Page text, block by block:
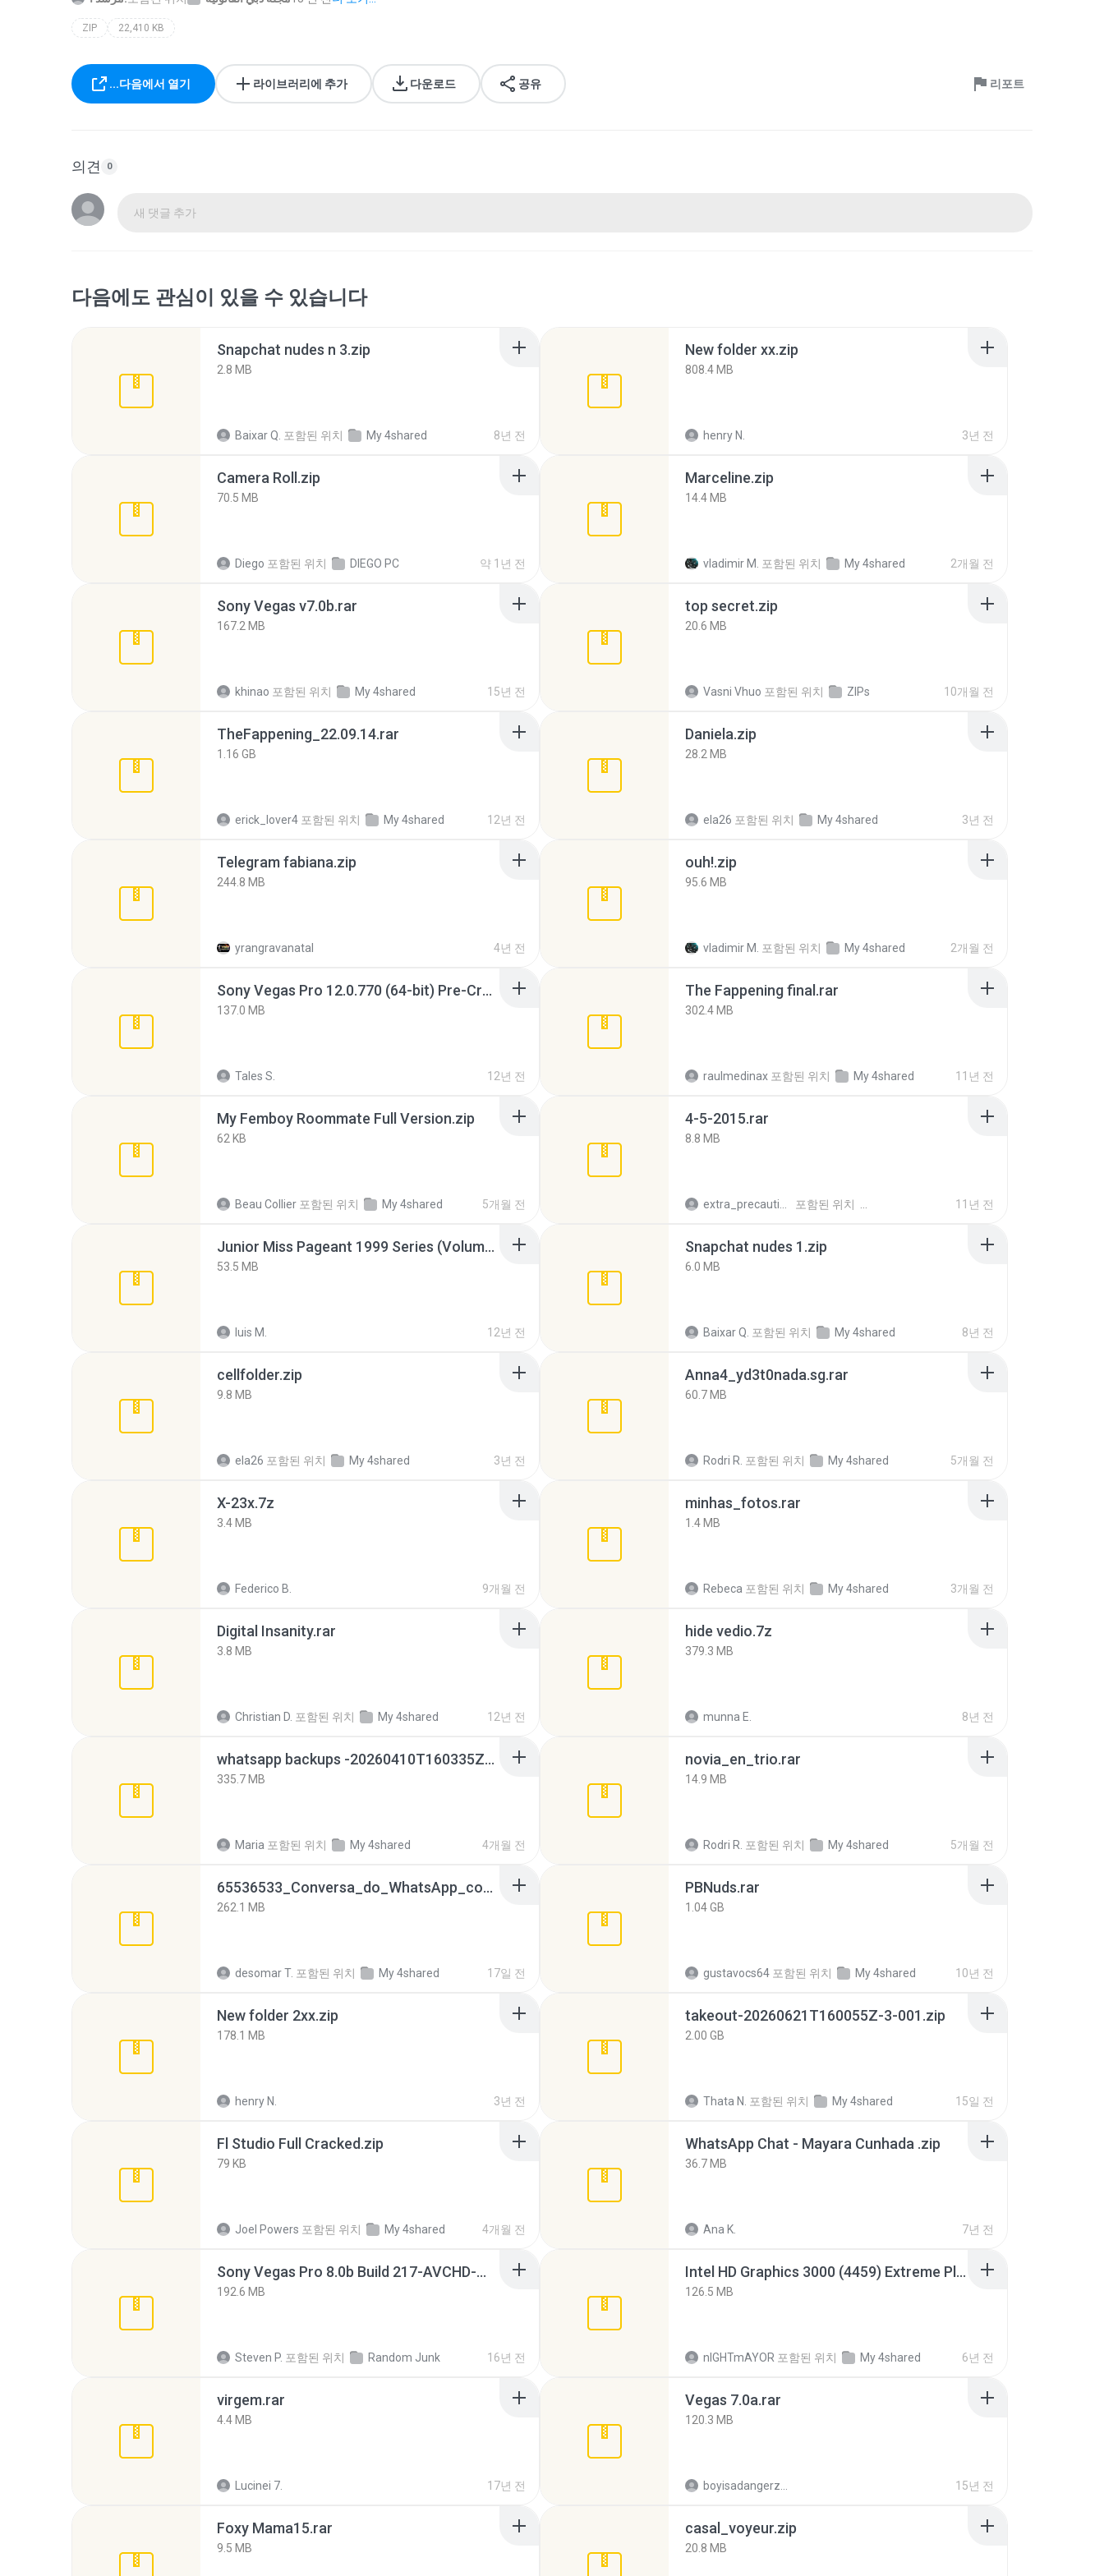
ZIP 22,410 KB
...다음에서 열기 라이브러리에 추가 다운로드 공유 리포트
의견 0
새 댓글 추가
다음에도 관심이 있을 수 있습니다
Snapchat nudes n 3.zip
2.8 MB
Baixar Q. 포함된 위치 My 4shared 8년 전
New folder xx.zip
808.4 MB
henry N. 3년 전
Camera Roll.zip
70.5 MB
Diego 포함된 위치 DIEGO PC 약 1년 전
Marceline.zip
14.4 MB
vladimir M. 포함된 위치 My 4shared 2개월 전
Sony Vegas v7.0b.rar
167.2 MB
khinao 포함된 위치 My 4shared 15년 전
top secret.zip
20.6 MB
Vasni Vhuo 포함된 위치 ZIPs 10개월 전
TheFappening_22.09.14.rar
1.16 GB
erick_lover4 포함된 위치 My 4shared 12년 전
Daniela.zip
28.2 MB
ela26 포함된 위치 My 4shared 3년 전
Telegram fabiana.zip
244.8 MB
yrangravanatal 4년 전
ouh!.zip
95.6 MB
vladimir M. 포함된 위치 My 4shared 2개월 전
Sony Vegas Pro 12.0.770 (64-bit) Pre-Cracked.zip
137.0 MB
Tales S. 12년 전
The Fappening final.rar
302.4 MB
raulmedinax 포함된 위치 My 4shared 11년 전
My Femboy Roommate Full Version.zip
62 KB
Beau Collier 포함된 위치 My 4shared 5개월 전
4-5-2015.rar
8.8 MB
포함된 위치 11년 전
Junior Miss Pageant 1999 Series (Volume I Part I NC 6).7z
53.5 MB
luis M. 12년 전
Snapchat nudes 1.zip
6.0 MB
Baixar Q. 포함된 위치 My 4shared 8년 전
cellfolder.zip
9.8 MB
ela26 포함된 위치 My 4shared 3년 전
Anna4_yd3t0nada.sg.rar
60.7 MB
Rodri R. 포함된 위치 My 4shared 5개월 전
X-23x.7z
3.4 MB
Federico B. 9개월 전
minhas_fotos.rar
1.4 MB
Rebeca 포함된 위치 My 4shared 3개월 전
Digital Insanity.rar
3.8 MB
Christian D. 포함된 위치 My 4shared 12년 전
hide vedio.7z
379.3 MB
munna E. 8년 전
whatsapp backups -20260410T160335Z-3-001.zip
335.7 MB
Maria 포함된 위치 My 4shared 4개월 전
novia_en_trio.rar
14.9 MB
Rodri R. 포함된 위치 My 4shared 5개월 전
65536533_Conversa_do_WhatsApp_com_Meu_Esposo.zip
262.1 MB
desomar T. 포함된 위치 My 4shared 17일 전
PBNuds.rar
1.04 GB
gustavocs64 포함된 위치 My 4shared 10년 전
New folder 2xx.zip
178.1 MB
henry N. 3년 전
takeout-20260621T160055Z-3-001.zip
2.00 GB
Thata N. 포함된 위치 My 4shared 15일 전
Fl Studio Full Cracked.zip
79 KB
Joel Powers 포함된 위치 My 4shared 4개월 전
WhatsApp Chat - Mayara Cunhada .zip
36.7 MB
Ana K. 7년 전
Sony Vegas Pro 8.0b Build 217-AVCHD-MPG-AC3 FIXED.7z
192.6 MB
Steven P. 포함된 위치 Random Junk 16년 전
Intel HD Graphics 3000 (4459) Extreme Plus 2.0.zip
126.5 MB
nIGHTmAYOR 포함된 위치 My 4shared 6년 전
virgem.rar
4.4 MB
Lucinei 7. 17년 전
Vegas 7.0a.rar
120.3 MB
15년 전
Foxy Mama15.rar
9.5 MB
casal_voyeur.zip
20.8 MB